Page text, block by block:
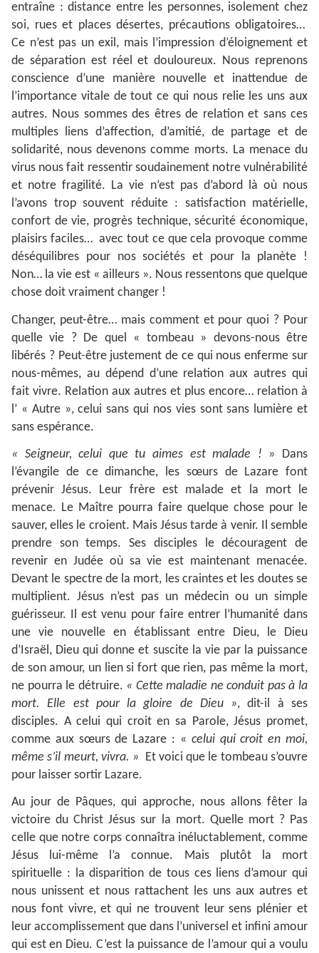
entraîne : distance entre les personnes, isolement chez
soi, rues et places désertes, précautions obligatoires…
Ce n’est pas un exil, mais l’impression d’éloignement et
de séparation est réel et douloureux. Nous reprenons
conscience d’une manière nouvelle et inattendue de
l’importance vitale de tout ce qui nous relie les uns aux
autres. Nous sommes des êtres de relation et sans ces
multiples liens d’affection, d’amitié, de partage et de
solidarité, nous devenons comme morts. La menace du
virus nous fait ressentir soudainement notre vulnérabilité
et notre fragilité. La vie n’est pas d’abord là où nous
l’avons trop souvent réduite : satisfaction matérielle,
confort de vie, progrès technique, sécurité économique,
plaisirs faciles… avec tout ce que cela provoque comme
déséquilibres pour nos sociétés et pour la planète !
Non… la vie est « ailleurs ». Nous ressentons que quelque
chose doit vraiment changer !
Changer, peut-être… mais comment et pour quoi ? Pour
quelle vie ? De quel « tombeau » devons-nous être
libérés ? Peut-être justement de ce qui nous enferme sur
nous-mêmes, au dépend d’une relation aux autres qui
fait vivre. Relation aux autres et plus encore… relation à
l’ « Autre », celui sans qui nos vies sont sans lumière et
sans espérance.
« Seigneur, celui que tu aimes est malade ! » Dans
l’évangile de ce dimanche, les sœurs de Lazare font
prévenir Jésus. Leur frère est malade et la mort le
menace. Le Maître pourra faire quelque chose pour le
sauver, elles le croient. Mais Jésus tarde à venir. Il semble
prendre son temps. Ses disciples le découragent de
revenir en Judée où sa vie est maintenant menacée.
Devant le spectre de la mort, les craintes et les doutes se
multiplient. Jésus n’est pas un médecin ou un simple
guérisseur. Il est venu pour faire entrer l’humanité dans
une vie nouvelle en établissant entre Dieu, le Dieu
d’Israël, Dieu qui donne et suscite la vie par la puissance
de son amour, un lien si fort que rien, pas même la mort,
ne pourra le détruire. « Cette maladie ne conduit pas à la
mort. Elle est pour la gloire de Dieu », dit-il à ses
disciples. A celui qui croit en sa Parole, Jésus promet,
comme aux sœurs de Lazare : « celui qui croit en moi,
même s’il meurt, vivra. » Et voici que le tombeau s’ouvre
pour laisser sortir Lazare.
Au jour de Pâques, qui approche, nous allons fêter la
victoire du Christ Jésus sur la mort. Quelle mort ? Pas
celle que notre corps connaîtra inéluctablement, comme
Jésus lui-même l’a connue. Mais plutôt la mort
spirituelle : la disparition de tous ces liens d’amour qui
nous unissent et nous rattachent les uns aux autres et
nous font vivre, et qui ne trouvent leur sens plénier et
leur accomplissement que dans l’universel et infini amour
qui est en Dieu. C’est la puissance de l’amour qui a voulu